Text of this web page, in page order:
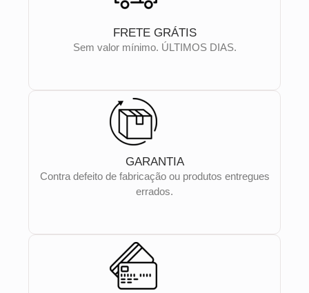
FRETE GRÁTIS
Sem valor mínimo. ÚLTIMOS DIAS.
GARANTIA
Contra defeito de fabricação ou produtos entregues
errados.